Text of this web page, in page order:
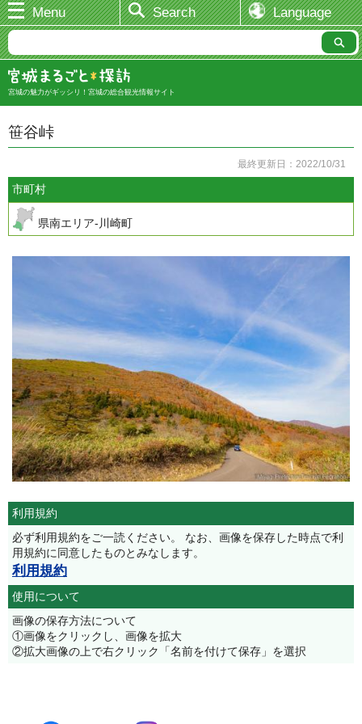
Menu Search Language
宮城の魅力がギッシリ！宮城の総合観光情報サイト
笹谷峠
最終更新日：2022/10/31
市町村
県南エリア-川崎町
利用規約
必ず利用規約をご一読ください。 なお、画像を保存した時点で利
用規約に同意したものとみなします。
利用規約
使用について
画像の保存方法について
①画像をクリックし、画像を拡大
②拡大画像の上で右クリック「名前を付けて保存」を選択